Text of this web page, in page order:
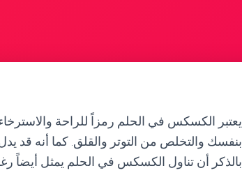
يعتبر الكسكس في الحلم رمزاً للراحة
بنفسك والتخلص من التوتر والقلق. كما أنه قد
بالذكر أن تناول الكسكس في الحلم يمثل أيضاً